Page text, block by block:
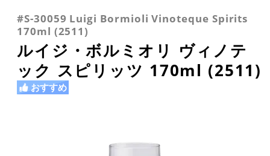
その他ブランド
#S-30059 Luigi Bormioli Vinoteque Spirits
170ml (2511)
ルイジ・ボルミオリ ヴィノテ
ック スピリッツ 170ml (2511)
おすすめ